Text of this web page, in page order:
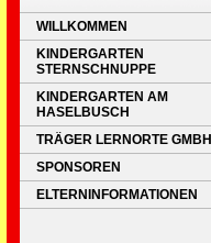
WILLKOMMEN
KINDERGARTEN
STERNSCHNUPPE
KINDERGARTEN AM
HASELBUSCH
TRÄGER LERNORTE GMBH
SPONSOREN
ELTERNINFORMATIONEN